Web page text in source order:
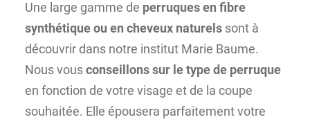
Une large gamme de perruques en fibre
synthétique ou en cheveux naturelssont à
découvrir dans notre institut Marie Baume.
Nous vous conseillons sur le type de perruque
en fonction de votre visage et de la coupe
souhaitée. Elle épousera parfaitement votre